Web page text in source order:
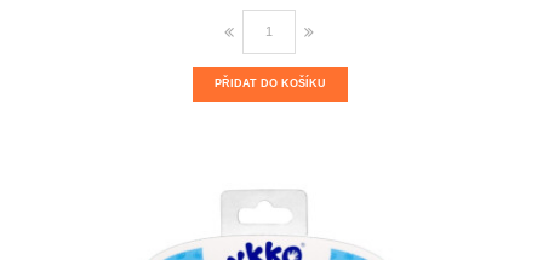
PŘIDAT DO KOŠÍKU